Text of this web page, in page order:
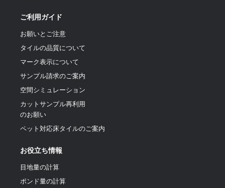
ご利用ガイド
お願いとご注意
タイルの品質について
マーク表示について
サンプル請求のご案内
空間シミュレーション
カットサンプル再利用
のお願い
ペット対応床タイルのご案内
お役立ち情報
目地量の計算
ポンド量の計算